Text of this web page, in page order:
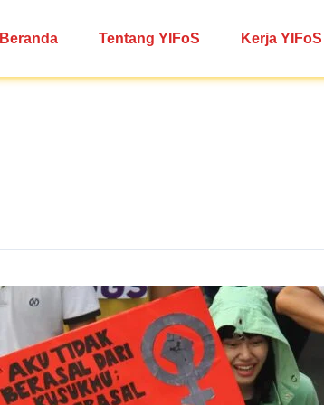
Beranda Tentang YIFoS Kerja YIFoS